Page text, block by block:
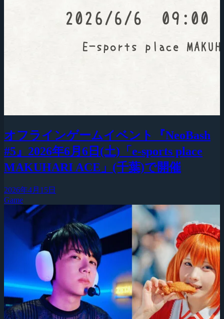
オフラインゲームイベント『NeoBash
#5』2026年6月6日(土)「e-sports place
MAKUHARI ACE」(千葉)で開催
2026年4月15日
Game